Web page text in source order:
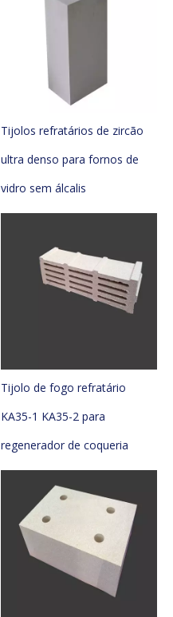
Tijolos refratários de zircão
ultra denso para fornos de
vidro sem álcalis
Tijolo de fogo refratário
KA35-1 KA35-2 para
regenerador de coqueria